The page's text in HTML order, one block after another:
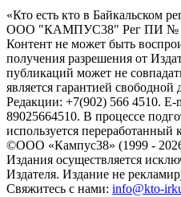
«Кто есть кто в Байкальском
ООО "КАМПУС38" Рег ПИ № ТУ
Контент не может быть
получения разрешения от
публикаций может не
является гарантией
Редакции: +7(902) 566 4510. E-
89025664510. В процессе
используется
©ООО «Кампус38» (1999 -
Издания осуществляется
Издателя. Издание не
Свяжитесь с нами: info@kto-